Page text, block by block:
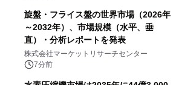
旋盤・フライス盤の世界市場（2026年
～2032年）、市場規模（水平、垂
直）・分析レポートを発表
株式会社マーケットリサーチセンター
7分前